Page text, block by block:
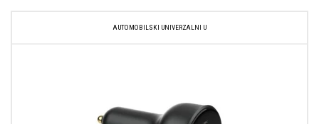
AUTOMOBILSKI UNIVERZALNI U